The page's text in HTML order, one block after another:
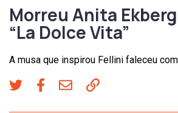
Morreu Anita
“La Dolce Vita”
A musa que inspirou Fellini faleceu